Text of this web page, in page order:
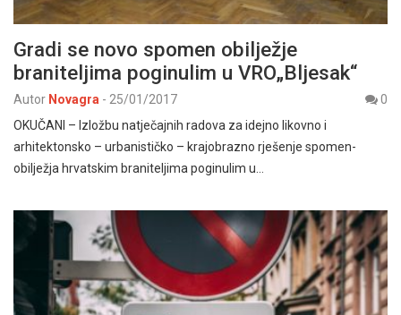
Gradi se novo spomen obilježje
braniteljima poginulim u VRO„Bljesak“
Autor Novagra - 25/01/2017
0
OKUČANI – Izložbu natječajnih radova za idejno likovno i
arhitektonsko – urbanističko – krajobrazno rješenje spomen-
obilježja hrvatskim braniteljima poginulim u…